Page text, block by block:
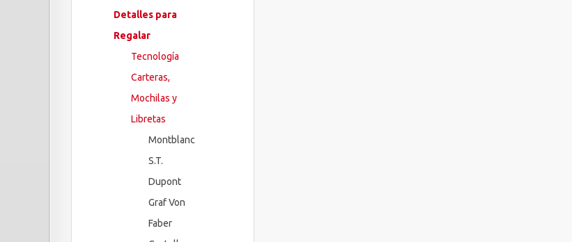
Detalles para
Regalar
Tecnología
Carteras,
Mochilas y
Libretas
Montblanc
S.T.
Dupont
Graf Von
Faber